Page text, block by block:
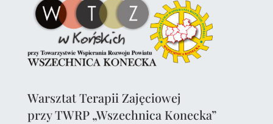
Warsztat Terapii Zajęciowej
przy TWRP „Wszechnica Konecka”